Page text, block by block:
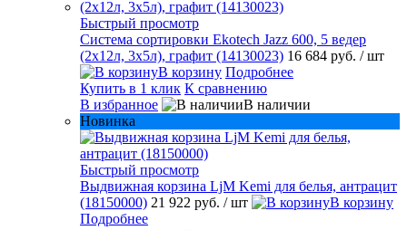
Быстрый просмотр
Система сортировки Ekotech Jazz 600, 5 ведер
(2х12л, 3х5л), графит (14130023) 16 684 руб. / шт
В корзину Подробнее
Купить в 1 клик К сравнению
В избранное
В наличии
Новинка
Быстрый просмотр
Выдвижная корзина LjM Kemi для белья, антрацит
(18150000) 21 922 руб. / шт
В корзину
Подробнее